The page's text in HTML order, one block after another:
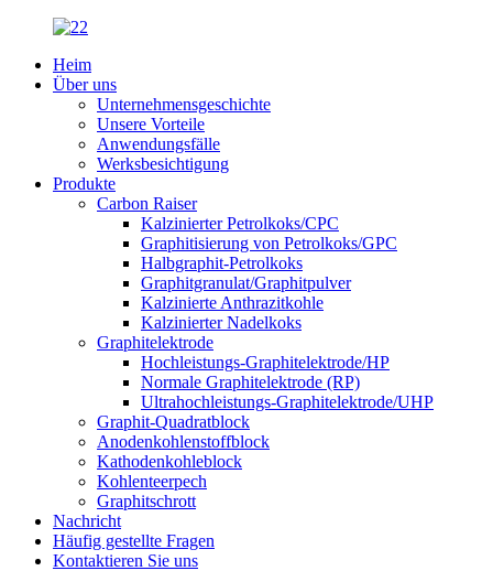
Heim
Über uns
Unternehmensgeschichte
Unsere Vorteile
Anwendungsfälle
Werksbesichtigung
Produkte
Carbon Raiser
Kalzinierter Petrolkoks/CPC
Graphitisierung von Petrolkoks/GPC
Halbgraphit-Petrolkoks
Graphitgranulat/Graphitpulver
Kalzinierte Anthrazitkohle
Kalzinierter Nadelkoks
Graphitelektrode
Hochleistungs-Graphitelektrode/HP
Normale Graphitelektrode (RP)
Ultrahochleistungs-Graphitelektrode/UHP
Graphit-Quadratblock
Anodenkohlenstoffblock
Kathodenkohleblock
Kohlenteerpech
Graphitschrott
Nachricht
Häufig gestellte Fragen
Kontaktieren Sie uns